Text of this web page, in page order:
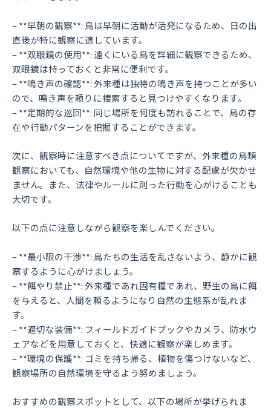
– **早朝の観察**: 鳥は早朝に活動が活発になるため、日の出
直後が特に観察に適しています。
– **双眼鏡の使用**: 遠くにいる鳥を詳細に観察できるため、
双眼鏡は持っておくと非常に便利です。
– **鳴き声の確認**: 外来種は独特の鳴き声を持つことが多い
ので、鳴き声を頼りに捜索すると見つけやすくなります。
– **定期的な巡回**: 同じ場所を何度も訪れることで、鳥の存
在や行動パターンを把握することができます。
次に、観察時に注意すべき点についてですが、外来種の鳥類
観察においても、自然環境や他の生物に対する配慮が欠かせ
ません。また、法律やルールに則った行動を心がけることも
大切です。
以下の点に注意しながら観察を楽しんでください。
– **最小限の干渉**: 鳥たちの生活を乱さないよう、静かに観
察するように心がけましょう。
– **餌やり禁止**: 外来種であれ固有種であれ、野生の鳥に餌
を与えると、人間を頼るようになり自然の生態系が乱れま
す。
– **適切な装備**: フィールドガイドブックやカメラ、防水ウ
ェアなどを用意しておくと、快適に観察が楽しめます。
– **環境の保護**: ゴミを持ち帰る、植物を傷つけないなど、
観察場所の自然環境を守るよう努めましょう。
おすすめの観察スポットとして、以下の場所が挙げられま